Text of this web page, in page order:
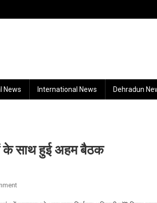
News International News Dehradun
के साथ हुई अहम बैठक
On